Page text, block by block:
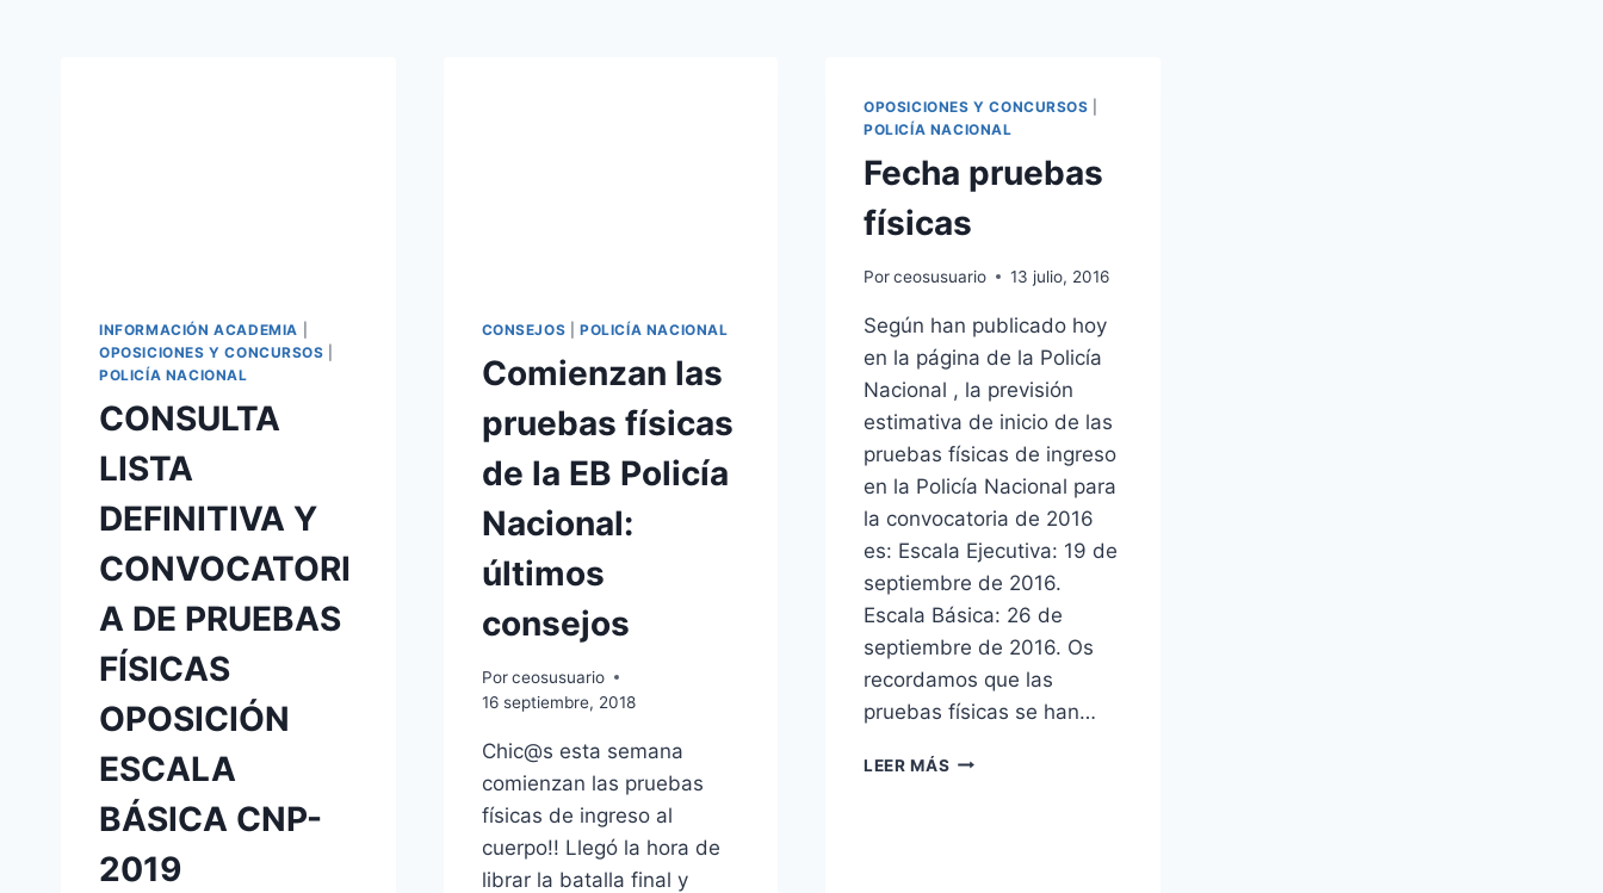
INFORMACIÓN ACADEMIA
OPOSICIONES Y CONCURSOS
POLICÍA NACIONAL
CONSULTA
LISTA
DEFINITIVA Y
CONVOCATORI
A DE PRUEBAS
FÍSICAS
OPOSICIÓN
ESCALA
BÁSICA CNP-
2019
CONSEJOS |POLICÍA NACIONAL
Comienzan las
pruebas físicas
de la EB Policía
Nacional:
últimos
consejos
Por ceosusuario
16 septiembre, 2018
Chic@s esta semana
comienzan las pruebas
físicas de ingreso al
cuerpo!! Llegó la hora de
librar la batalla final y
OPOSICIONES Y CONCURSOS
POLICÍA NACIONAL
Fecha pruebas
físicas
Porceosusuario 13 julio, 2016
Según han publicado hoy
en la página de la Policía
Nacional , la previsión
estimativa de inicio de las
pruebas físicas de ingreso
en la Policía Nacional para
la convocatoria de 2016
es: Escala Ejecutiva: 19 de
septiembre de 2016.
Escala Básica: 26 de
septiembre de 2016. Os
recordamos que las
pruebas físicas se han…
LEER MÁS FECHA